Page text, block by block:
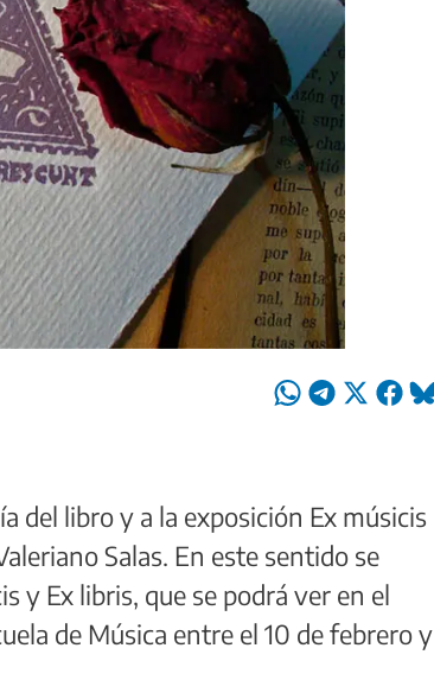
del libro y a la exposición Ex músicis
Salas. En este sentido se
y Ex libris, que se podrá ver en el
de Música entre el 10 de febrero y